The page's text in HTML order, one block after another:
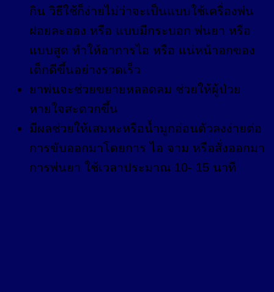
กิน วิธีใช้ก็ง่ายไม่ว่าจะเป็นแบบใช้เครื่องพ่น
ฝอยละออง หรือ แบบมีกระบอก พ่นยา หรือ
แบบสูด ทำให้อาการไอ หรือ แน่หน้าอกของ
เด็กดีขึ้นอย่างรวดเร็ว
ยาพ่นจะช่วยขยายหลอดลม ช่วยให้ผู้ป่วย
หายใจสะดวกขึ้น
มีผลช่วยให้เสมหะหรือน้ำมูกอ่อนตัวลงง่ายต่อ
การขับออกมาโดยการ ไอ จาม หรือสั่งออกมา
การพ่นยา ใช้เวลาประมาณ 10- 15 นาที